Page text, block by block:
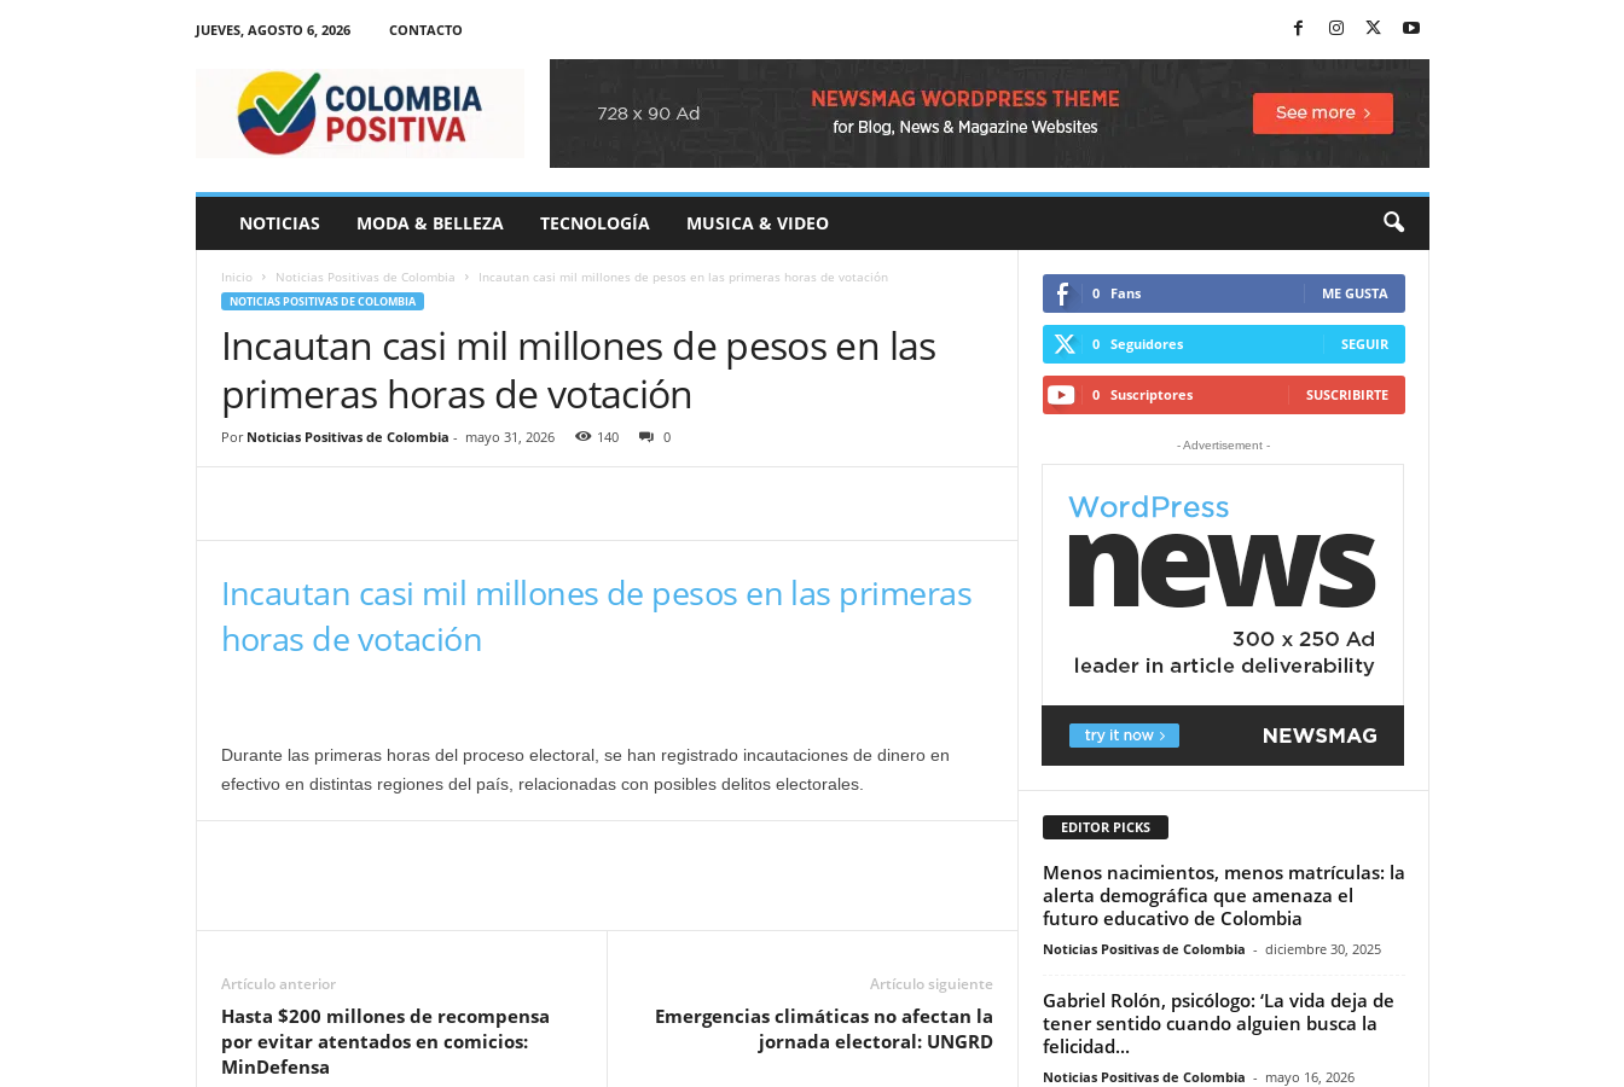
JUEVES, AGOSTO 6, 2026
CONTACTO
i
NOTICIAS MODA & BELLEZA TECNOLOGÍA MUSICA & VIDEO
Inicio Noticias Positivas de Colombia Incautan casi mil millones de pesos en las primeras horas de votación
NOTICIAS POSITIVAS DE COLOMBIA
Incautan casi mil millones de pesos en las
primeras horas de votación
Por Noticias Positivas de Colombia - mayo 31, 2026 140 0
Incautan casi mil millones de pesos en las primeras
horas de votación
Durante las primeras horas del proceso electoral, se han registrado incautaciones de dinero en
efectivo en distintas regiones del país, relacionadas con posibles delitos electorales.
Artículo anterior
Hasta $200 millones de recompensa
por evitar atentados en comicios:
MinDefensa
Artículo siguiente
Emergencias climáticas no afectan la
jornada electoral: UNGRD
0 Fans ME GUSTA
0 Seguidores SEGUIR
0 Suscriptores SUSCRIBIRTE
- Advertisement -
EDITOR PICKS
Menos nacimientos, menos matrículas: la
alerta demográfica que amenaza el
futuro educativo de Colombia
Noticias Positivas de Colombia - diciembre 30, 2025
Gabriel Rolón, psicólogo: ‘La vida deja de
tener sentido cuando alguien busca la
felicidad...
Noticias Positivas de Colombia - mayo 16, 2026